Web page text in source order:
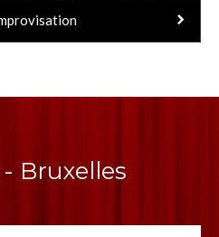
Bruxelles